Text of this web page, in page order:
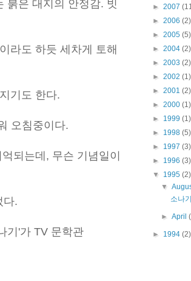
붉은 대지의 안정감. 빗
라도 하듯 세차게 토해
기도 한다.
오침중이다.
되는데, 무슨 기념일이
다.
기'가 TV 문학관
► 2007
► 2006 (2)
► 2005 (5)
► 2004 (2)
► 2003 (2)
► 2002 (1)
► 2001 (2)
► 2000 (1)
► 1999 (1)
► 1998 (5)
► 1997 (3)
► 1996 (3)
▼ 1995 (2)
▼
소나기
►April
► 1994 (2)